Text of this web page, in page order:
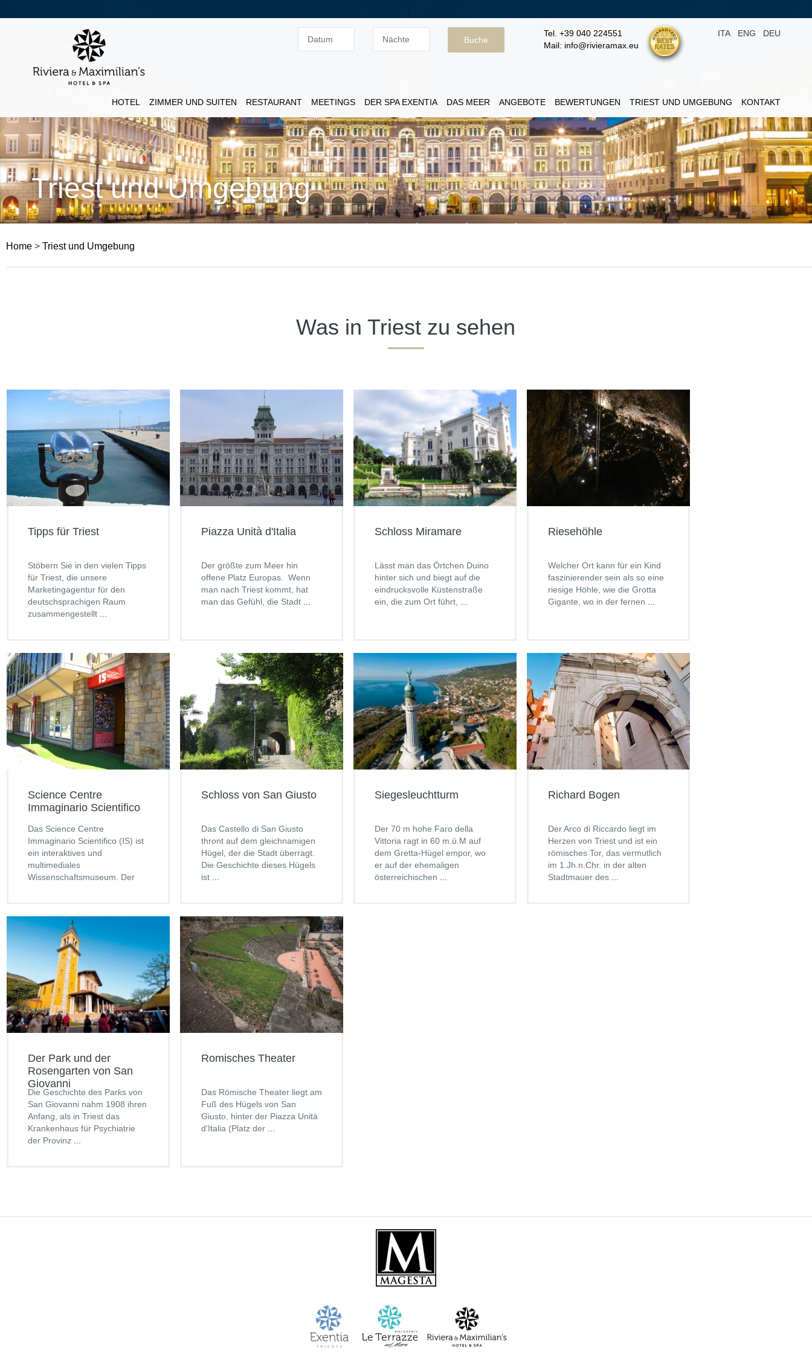
Tel. +39 040 224551
Mail: info@rivieramax.eu
ITA ENG DEU
HOTEL ZIMMER UND SUITEN RESTAURANT MEETINGS DER SPA EXENTIA DAS MEER ANGEBOTE BEWERTUNGEN TRIEST UND UMGEBUNG KONTAKT
Triest und Umgebung
Home > Triest und Umgebung
Was in Triest zu sehen
Tipps für Triest
Stöbern Sie in den vielen Tipps
für Triest, die unsere
Marketingagentur für den
deutschsprachigen Raum
zusammengestellt
Piazza Unità d'Italia
Der größte zum Meer hin
offene Platz Europas. Wenn
man nach Triest kommt, hat
man das Gefühl, die Stadt
Schloss Miramare
Lässt man das Örtchen Duino
hinter sich und biegt auf die
eindrucksvolle Küstenstraße
ein, die zum Ort führt,
Riesehöhle
Welcher Ort kann für ein Kind
faszinierender sein als so eine
riesige Höhle, wie die Grotta
Gigante, wo in der fernen
Science Centre
Immaginario Scientifico
Das Science Centre
Immaginario Scientifico (IS) ist
ein interaktives und
multimediales
Wissenschaftsmuseum. Der
Schloss von San Giusto
Das Castello di San Giusto
thront auf dem gleichnamigen
Hügel, der die Stadt überragt.
Die Geschichte dieses Hügels
ist
Siegesleuchtturm
Der 70 m hohe Faro della
Vittoria ragt in 60 m.ü.M auf
dem Gretta-Hügel empor, wo
er auf der ehemaligen
österreichischen
Richard Bogen
Der Arco di Riccardo liegt im
Herzen von Triest und ist ein
römisches Tor, das vermutlich
im 1.Jh.n.Chr. in der alten
Stadtmauer des
Der Park und der
Rosengarten von San
Giovanni
Die Geschichte des Parks von
San Giovanni nahm 1908 ihren
Anfang, als in Triest das
Krankenhaus für Psychiatrie
der Provinz
Romisches Theater
Das Römische Theater liegt am
Fuß des Hügels von San
Giusto, hinter der Piazza Unità
d'Italia (Platz der